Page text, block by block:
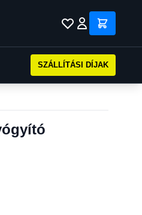
SZÁLLÍTÁSI DÍJAK